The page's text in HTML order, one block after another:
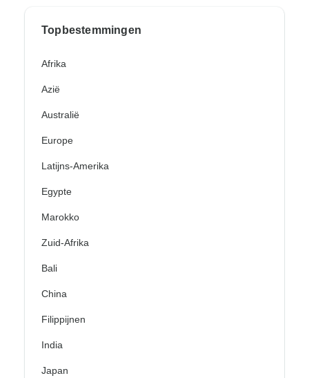
Topbestemmingen
Afrika
Azië
Australië
Europe
Latijns-Amerika
Egypte
Marokko
Zuid-Afrika
Bali
China
Filippijnen
India
Japan